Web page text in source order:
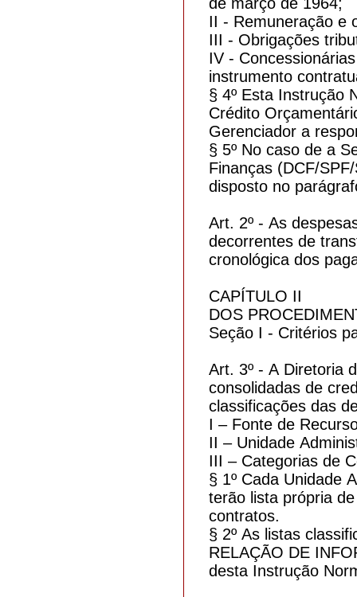
II - Remuneração e
III - Obrigações
IV -
instrumento
§ 4º Esta Instrução
Crédito
Gerenciador a
§ 5º No caso de a
Finanças (DCF/
disposto no
Art. 2º - As
decorrentes de
cronológica dos
CAPÍTULO II
DOS
Seção I - Critérios
Art. 3º - A Diretoria
consolidadas de
classificações das
I – Fonte de
II – Unidade
III – Categorias de
§ 1º Cada Unidade
terão lista própria
contratos.
§ 2º As listas
RELAÇÃO DE
desta Instrução